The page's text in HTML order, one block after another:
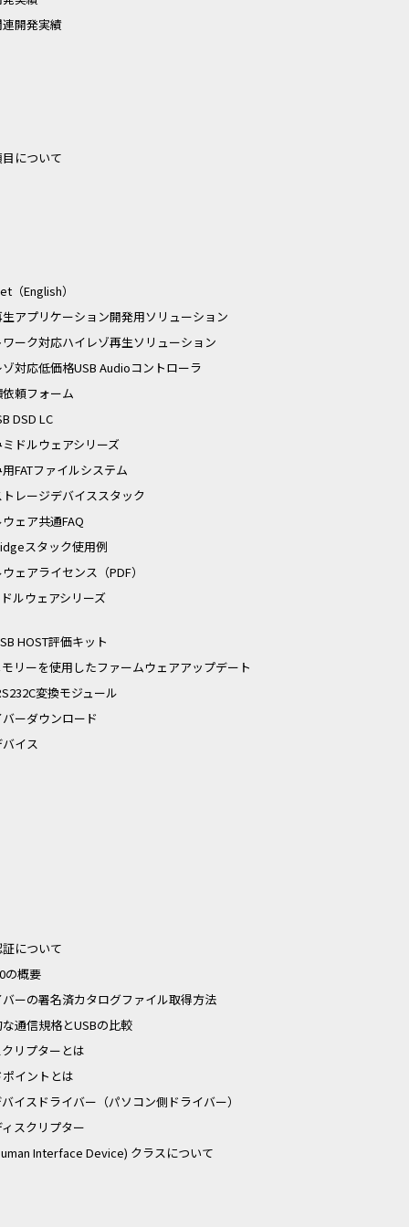
開発実績
について
（English）
生アプリケーション開発用ソリューション
ーク対応ハイレゾ再生ソリューション
対応低価格USB Audioコントローラ
頼フォーム
DSD LC
ドルウェアシリーズ
FATファイルシステム
レージデバイススタック
ェア共通FAQ
スタック使用例
ェアライセンス（PDF）
ルウェアシリーズ
HOST評価キット
リーを使用したファームウェアアップデート
変換モジュール
ーダウンロード
イス
について
の概要
ーの署名済カタログファイル取得方法
通信規格とUSBの比較
リプターとは
イントとは
イスドライバー（パソコン側ドライバー）
スクリプター
Interface Device) クラスについて